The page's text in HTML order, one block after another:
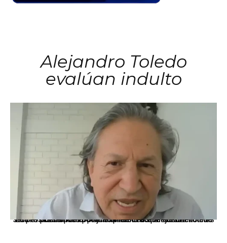
Alejandro Toledo
evalúan indulto
La presidenta Keiko Fujimori informó que la solicitud de indulto presentada por el expresidente Alejandro Toledo será evaluada por la Comisión de Gracias Presidenciales conforme al procedimiento establecido.